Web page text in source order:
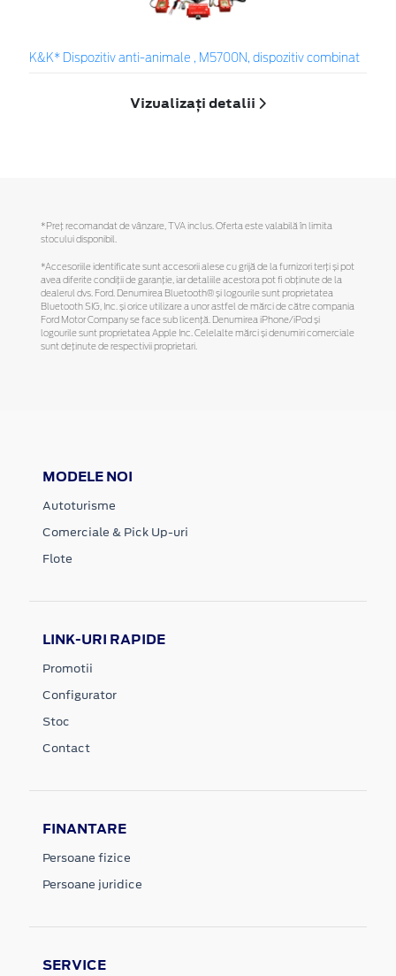
K&K* Dispozitiv anti-animale , M5700N, dispozitiv combinat
Vizualizați detalii
*Preţ recomandat de vânzare, TVA inclus. Oferta este valabilă în limita
stocului disponibil.
*Accesoriile identificate sunt accesorii alese cu grijă de la furnizori terți și pot
avea diferite condiții de garanție, iar detaliile acestora pot fi obținute de la
dealerul dvs. Ford. Denumirea Bluetooth® și logourile sunt proprietatea
Bluetooth SIG, Inc. și orice utilizare a unor astfel de mărci de către compania
Ford Motor Company se face sub licență. Denumirea iPhone/iPod și
logourile sunt proprietatea Apple Inc. Celelalte mărci și denumiri comerciale
sunt deținute de respectivii proprietari.
MODELE NOI
Autoturisme
Comerciale & Pick Up-uri
Flote
LINK-URI RAPIDE
Promotii
Configurator
Stoc
Contact
FINANTARE
Persoane fizice
Persoane juridice
SERVICE